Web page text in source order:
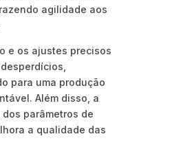
agilidade aos
e os ajustes precisos
para uma produção
Além disso, a
parâmetros de
a qualidade das